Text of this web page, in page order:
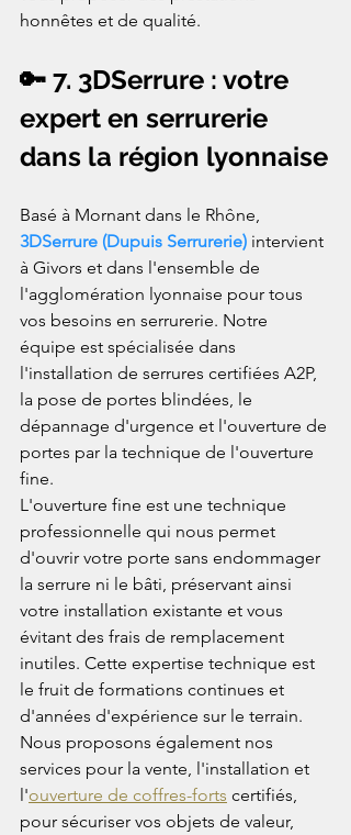
honnêtes et de qualité.
🔑 7. 3DSerrure : votre
expert en serrurerie
dans la région lyonnaise
Basé à Mornant dans le Rhône,
3DSerrure (Dupuis Serrurerie) intervient
à Givors et dans l'ensemble de
l'agglomération lyonnaise pour tous
vos besoins en serrurerie. Notre
équipe est spécialisée dans
l'installation de serrures certifiées A2P,
la pose de portes blindées, le
dépannage d'urgence et l'ouverture de
portes par la technique de l'ouverture
fine.
L'ouverture fine est une technique
professionnelle qui nous permet
d'ouvrir votre porte sans endommager
la serrure ni le bâti, préservant ainsi
votre installation existante et vous
évitant des frais de remplacement
inutiles. Cette expertise technique est
le fruit de formations continues et
d'années d'expérience sur le terrain.
Nous proposons également nos
services pour la vente, l'installation et
l'ouverture de coffres-forts certifiés,
pour sécuriser vos objets de valeur,